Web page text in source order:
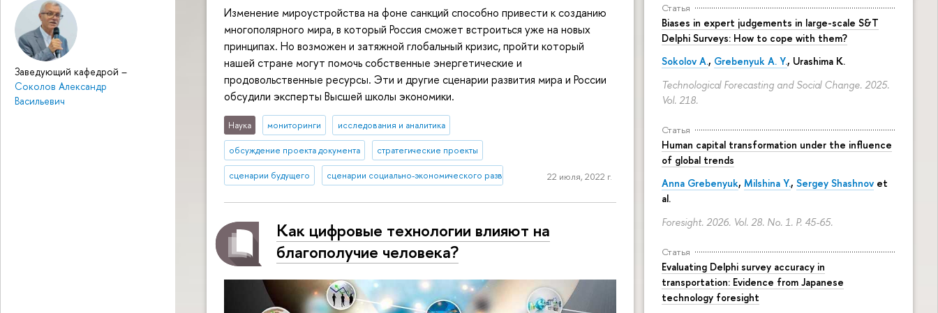
Заведующий кафедрой –
Соколов Александр
Васильевич
Статья
Biases in expert judgements in large-scale S&T
Delphi Surveys: How to cope with them?
Sokolov A., Grebenyuk A. Y., Urashima K.
Technological Forecasting and Social Change. 2025.
Vol. 218.
Статья
Human capital transformation under the influence
of global trends
Anna Grebenyuk, Milshina Y., Sergey Shashnov et
al.
Foresight. 2026. Vol. 28. No. 1. P. 45-65.
Статья
Evaluating Delphi survey accuracy in
transportation: Evidence from Japanese
technology foresight
Изменение мироустройства на фоне санкций способно привести к созданию
многополярного мира, в который Россия сможет встроиться уже на новых
принципах. Но возможен и затяжной глобальный кризис, пройти который
нашей стране могут помочь собственные энергетические и
продовольственные ресурсы. Эти и другие сценарии развития мира и России
обсудили эксперты Высшей школы экономики.
Наука мониторинги исследования и аналитика
обсуждение проекта документа стратегические проекты
сценарии будущего сценарии социально-экономического развития 22 июля, 2022 г.
Как цифровые технологии влияют на
благополучие человека?